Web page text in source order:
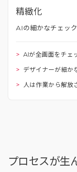
精緻化
AIの細かなチェッ
AIが全画面をチェ
デザイナーが細か
人は作業から解放
プロセスが生